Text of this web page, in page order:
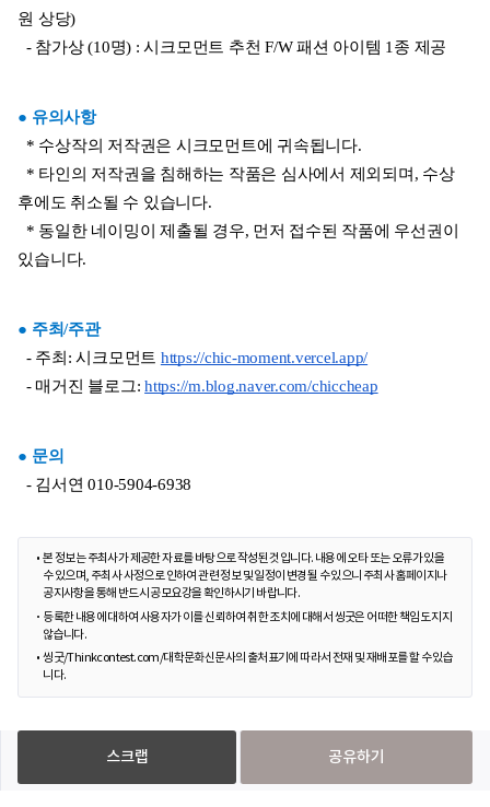
원 상당)
- 참가상 (10명) : 시크모먼트 추천 F/W 패션 아이템 1종 제공
● 유의사항
* 수상작의 저작권은 시크모먼트에 귀속됩니다.
* 타인의 저작권을 침해하는 작품은 심사에서 제외되며, 수상
후에도 취소될 수 있습니다.
* 동일한 네이밍이 제출될 경우, 먼저 접수된 작품에 우선권이
있습니다.
● 주최/주관
- 주최: 시크모먼트 https://chic-moment.vercel.app/
- 매거진 블로그: https://m.blog.naver.com/chiccheap
● 문의
- 김서연 010-5904-6938
본 정보는 주최사가 제공한 자료를 바탕으로 작성된 것입니다. 내용에 오타 또는 오류가 있을
수 있으며, 주최사 사정으로 인하여 관련 정보 및 일정이 변경될 수 있으니 주최사 홈페이지나
공지사항을 통해 반드시 공모요강을 확인하시기 바랍니다.
등록한 내용에 대하여 사용자가 이를 신뢰하여 취한 조치에 대해서 씽굿은 어떠한 책임도 지지
않습니다.
씽굿/Thinkcontest.com/대학문화신문사의 출처표기에 따라서 전재 및 재배포를 할 수 있습
니다.
스크랩 공유하기